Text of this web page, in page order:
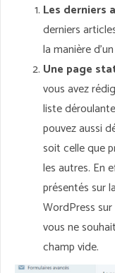
Les derniers
derniers
la manière
Une page
vous avez
liste
pouvez aussi
soit celle que
les autres. En
présentés sur
WordPress
vous ne
champ vide.